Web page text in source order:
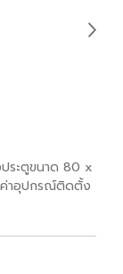
ประตูขนาด 80 x
ค่าอุปกรณ์ติดตั้ง